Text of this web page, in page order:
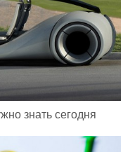
знать сегодня